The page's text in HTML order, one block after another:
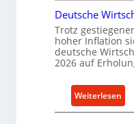
r
i
e
r
n
a
c
h
l
Deutsche
Trotz
hoher Inflation
deutsche
2026 auf
Weiterlesen
D